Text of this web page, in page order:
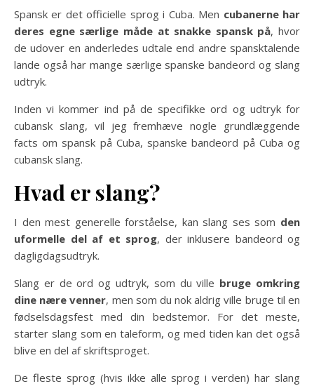
Spansk er det officielle sprog i Cuba. Men cubanerne har
deres egne særlige måde at snakke spansk på, hvor
de udover en anderledes udtale end andre spansktalende
lande også har mange særlige spanske bandeord og slang
udtryk.
Inden vi kommer ind på de specifikke ord og udtryk for
cubansk slang, vil jeg fremhæve nogle grundlæggende
facts om spansk på Cuba, spanske bandeord på Cuba og
cubansk slang.
Hvad er slang?
I den mest generelle forståelse, kan slang ses som den
uformelle del af et sprog, der inklusere bandeord og
dagligdagsudtryk.
Slang er de ord og udtryk, som du ville bruge omkring
dine nære venner, men som du nok aldrig ville bruge til en
fødselsdagsfest med din bedstemor. For det meste,
starter slang som en taleform, og med tiden kan det også
blive en del af skriftsproget.
De fleste sprog (hvis ikke alle sprog i verden) har slang